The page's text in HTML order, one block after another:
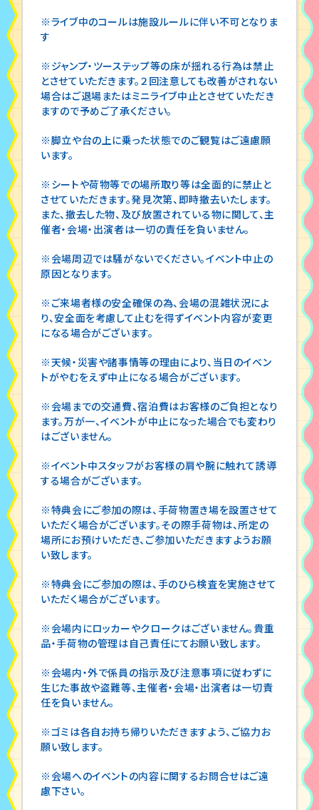
※ライブ中のコールは施設ルールに伴い不可となりま
す
※ジャンプ・ツーステップ等の床が揺れる行為は禁止
とさせていただきます。２回注意しても改善がされない
場合はご退場またはミニライブ中止とさせていただき
ますので予めご了承ください。
※脚立や台の上に乗った状態でのご観覧はご遠慮願
います。
※シートや荷物等での場所取り等は全面的に禁止と
させていただきます。発見次第、即時撤去いたします。
また、撤去した物、及び放置されている物に関して、主
催者・会場・出演者は一切の責任を負いません。
※会場周辺では騒がないでください。イベント中止の
原因となります。
※ご来場者様の安全確保の為、会場の混雑状況によ
り、安全面を考慮して止むを得ずイベント内容が変更
になる場合がございます。
※天候・災害や諸事情等の理由により、当日のイベン
トがやむをえず中止になる場合がございます。
※会場までの交通費、宿泊費はお客様のご負担となり
ます。万が一、イベントが中止になった場合でも変わり
はございません。
※イベント中スタッフがお客様の肩や腕に触れて誘導
する場合がございます。
※特典会にご参加の際は、手荷物置き場を設置させて
いただく場合がございます。その際手荷物は、所定の
場所にお預けいただき、ご参加いただきますようお願
い致します。
※特典会にご参加の際は、手のひら検査を実施させて
いただく場合がございます。
※会場内にロッカーやクロークはございません。貴重
品・手荷物の管理は自己責任にてお願い致します。
※会場内・外で係員の指示及び注意事項に従わずに
生じた事故や盗難等、主催者・会場・出演者は一切責
任を負いません。
※ゴミは各自お持ち帰りいただきますよう、ご協力お
願い致します。
※会場へのイベントの内容に関するお問合せはご遠
慮下さい。